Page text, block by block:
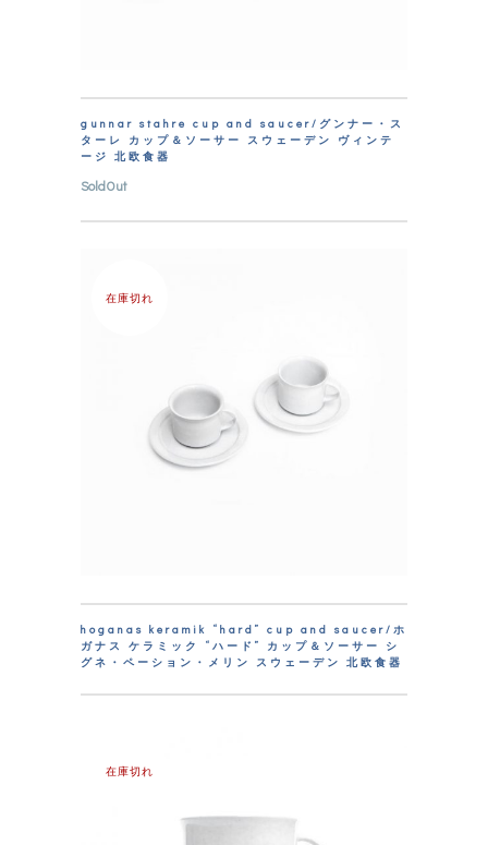
gunnar stahre cup and saucer/グンナー・ス
ターレ カップ＆ソーサー スウェーデン ヴィンテ
ージ 北欧食器
SoldOut
在庫切れ
hoganas keramik “hard” cup and saucer/ホ
ガナス ケラミック “ハード” カップ＆ソーサー シ
グネ・ペーション・メリン スウェーデン 北欧食器
在庫切れ